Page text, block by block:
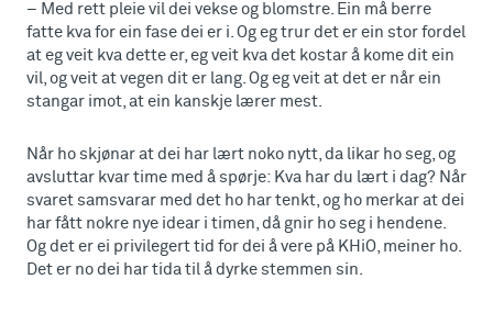
– Med rett pleie vil dei vekse og blomstre. Ein må berre
fatte kva for ein fase dei er i. Og eg trur det er ein stor fordel
at eg veit kva dette er, eg veit kva det kostar å kome dit ein
vil, og veit at vegen dit er lang. Og eg veit at det er når ein
stangar imot, at ein kanskje lærer mest.
Når ho skjønar at dei har lært noko nytt, da likar ho seg, og
avsluttar kvar time med å spørje: Kva har du lært i dag? Når
svaret samsvarar med det ho har tenkt, og ho merkar at dei
har fått nokre nye idear i timen, då gnir ho seg i hendene.
Og det er ei privilegert tid for dei å vere på KHiO, meiner ho.
Det er no dei har tida til å dyrke stemmen sin.